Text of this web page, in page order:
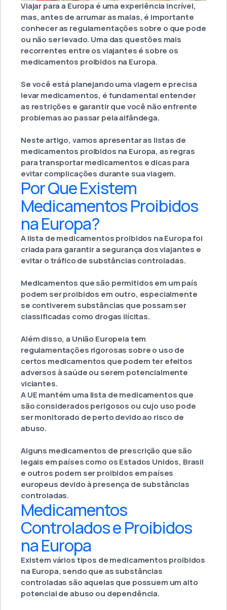
Viajar para a Europa é uma experiência incrível,
mas, antes de arrumar as malas, é importante
conhecer as regulamentações sobre o que pode
ou não ser levado. Uma das questões mais
recorrentes entre os viajantes é sobre os
medicamentos proibidos na Europa.
Se você está planejando uma viagem e precisa
levar medicamentos, é fundamental entender
as restrições e garantir que você não enfrente
problemas ao passar pela alfândega.
Neste artigo, vamos apresentar as listas de
medicamentos proibidos na Europa, as regras
para transportar medicamentos e dicas para
evitar complicações durante sua viagem.
Por Que Existem
Medicamentos Proibidos
na Europa?
A lista de medicamentos proibidos na Europa foi
criada para garantir a segurança dos viajantes e
evitar o tráfico de substâncias controladas.
Medicamentos que são permitidos em um país
podem ser proibidos em outro, especialmente
se contiverem substâncias que possam ser
classificadas como drogas ilícitas.
Além disso, a União Europeia tem
regulamentações rigorosas sobre o uso de
certos medicamentos que podem ter efeitos
adversos à saúde ou serem potencialmente
viciantes.
A UE mantém uma lista de medicamentos que
são considerados perigosos ou cujo uso pode
ser monitorado de perto devido ao risco de
abuso.
Alguns medicamentos de prescrição que são
legais em países como os Estados Unidos, Brasil
e outros podem ser proibidos em países
europeus devido à presença de substâncias
controladas.
Medicamentos
Controlados e Proibidos
na Europa
Existem vários tipos de medicamentos proibidos
na Europa, sendo que as substâncias
controladas são aquelas que possuem um alto
potencial de abuso ou dependência.